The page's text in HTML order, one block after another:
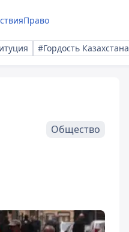
Право
#Гордость Казахстана
Общество